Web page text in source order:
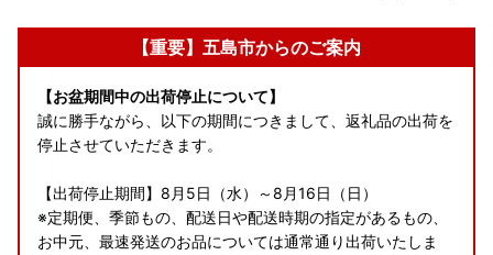
【重要】五島市からのご案内
【お盆期間中の出荷停止について】
誠に勝手ながら、以下の期間につきまして、返礼品の出荷を
停止させていただきます。
【出荷停止期間】8月5日（水）～8月16日（日）
※定期便、季節もの、配送日や配送時期の指定があるもの、
お中元、最速発送のお品については通常通り出荷いたしま